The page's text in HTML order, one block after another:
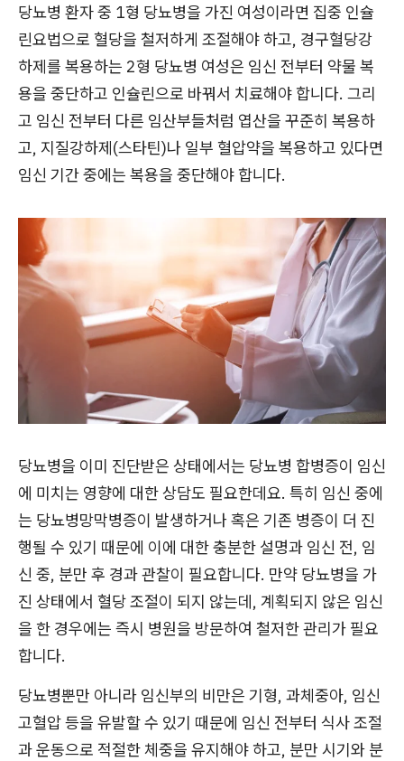
당뇨병 환자 중 1형 당뇨병을 가진 여성이라면 집중 인슐
린요법으로 혈당을 철저하게 조절해야 하고, 경구혈당강
하제를 복용하는 2형 당뇨병 여성은 임신 전부터 약물 복
용을 중단하고 인슐린으로 바꿔서 치료해야 합니다. 그리
고 임신 전부터 다른 임산부들처럼 엽산을 꾸준히 복용하
고, 지질강하제(스타틴)나 일부 혈압약을 복용하고 있다면
임신 기간 중에는 복용을 중단해야 합니다.
당뇨병을 이미 진단받은 상태에서는 당뇨병 합병증이 임신
에 미치는 영향에 대한 상담도 필요한데요. 특히 임신 중에
는 당뇨병망막병증이 발생하거나 혹은 기존 병증이 더 진
행될 수 있기 때문에 이에 대한 충분한 설명과 임신 전, 임
신 중, 분만 후 경과 관찰이 필요합니다. 만약 당뇨병을 가
진 상태에서 혈당 조절이 되지 않는데, 계획되지 않은 임신
을 한 경우에는 즉시 병원을 방문하여 철저한 관리가 필요
합니다.
당뇨병뿐만 아니라 임신부의 비만은 기형, 과체중아, 임신
고혈압 등을 유발할 수 있기 때문에 임신 전부터 식사 조절
과 운동으로 적절한 체중을 유지해야 하고, 분만 시기와 분